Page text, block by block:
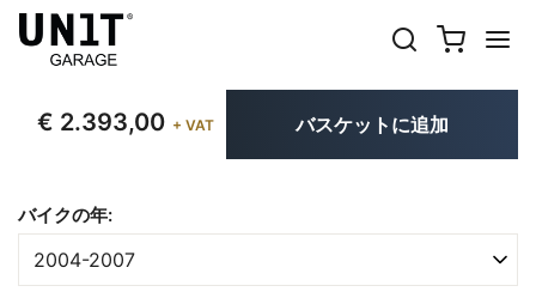
€ 2.393,00 + VAT バスケットに追加
バイクの年: